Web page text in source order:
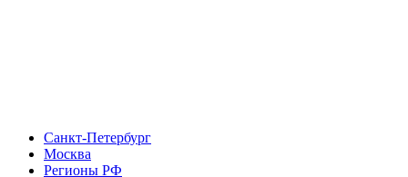
Санкт-Петербург
Москва
Регионы РФ